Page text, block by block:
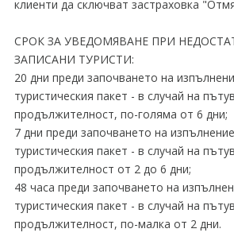
клиенти да сключват застраховка
СРОК ЗА УВЕДОМЯВАНЕ ПРИ
ЗАПИСАНИ ТУРИСТИ:
20 дни преди започването на
туристическия пакет - в случай на
продължителност, по-голяма от 6 дни;
7 дни преди започването на
туристическия пакет - в случай на
продължителност от 2 до 6 дни;
48 часа преди започването на
туристическия пакет - в случай на
продължителност, по-малка от 2 дни.